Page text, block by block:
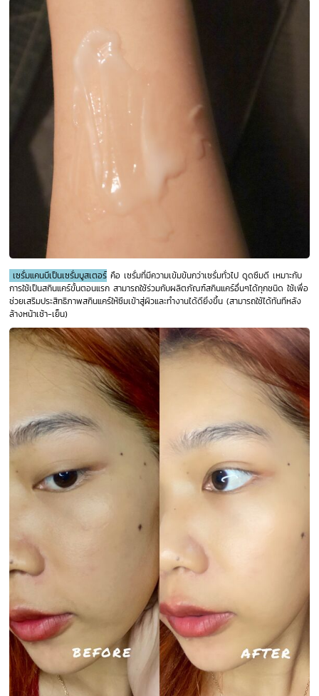
เซรั่มแคนบีเป็นเซรั่มบูสเตอร์ คือ เซรั่มที่มีความเข้มข้นกว่าเซรั่มทั่วไป ดูดซึมดี เหมาะกับ
การใช้เป็นสกินแคร์ขั้นตอนแรก สามารถใช้ร่วมกับผลิตภัณฑ์สกินแคร์อื่นๆได้ทุกชนิด ใช้เพื่อ
ช่วยเสริมประสิทธิภาพสกินแคร์ให้ซึมเข้าสู่ผิวและทำงานได้ดียิ่งขึ้น (สามารถใช้ได้ทันทีหลัง
ล้างหน้าเช้า-เย็น)